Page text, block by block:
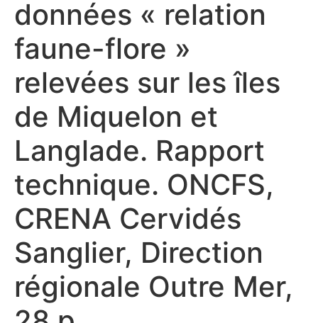
données « relation
faune-flore »
relevées sur les îles
de Miquelon et
Langlade. Rapport
technique. ONCFS,
CRENA Cervidés
Sanglier, Direction
régionale Outre Mer,